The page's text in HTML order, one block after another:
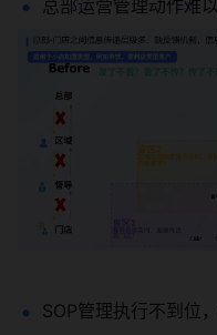
总部运营管理动作难
SOP管理执行不到位